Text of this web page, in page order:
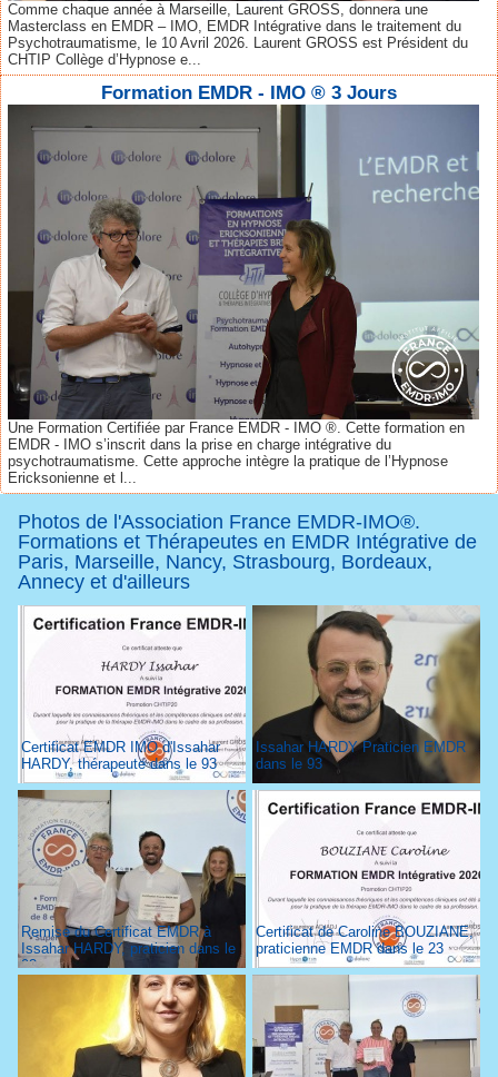
Comme chaque année à Marseille, Laurent GROSS, donnera une
Masterclass en EMDR – IMO, EMDR Intégrative dans le traitement du
Psychotraumatisme, le 10 Avril 2026. Laurent GROSS est Président du
CHTIP Collège d’Hypnose e...
Formation EMDR - IMO ® 3 Jours
Une Formation Certifiée par France EMDR - IMO ®. Cette formation en
EMDR - IMO s’inscrit dans la prise en charge intégrative du
psychotraumatisme. Cette approche intègre la pratique de l’Hypnose
Ericksonienne et l...
Photos de l'Association France EMDR-IMO®.
Formations et Thérapeutes en EMDR Intégrative de
Paris, Marseille, Nancy, Strasbourg, Bordeaux,
Annecy et d'ailleurs
Certificat EMDR IMO d'Issahar
HARDY, thérapeute dans le 93
Issahar HARDY Praticien EMDR
dans le 93
Remise du Certificat EMDR à
Issahar HARDY, praticien dans le
93
Certificat de Caroline BOUZIANE,
praticienne EMDR dans le 23